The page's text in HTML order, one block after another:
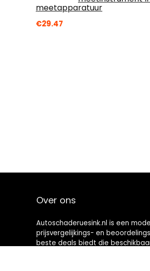
meetapparatuur
€29.47
Over ons
Autoschaderuesink.nl is een
prijsvergelijkings- en
beste deals biedt die